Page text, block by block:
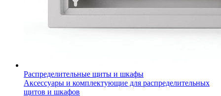
Распределительные щиты и шкафы
Аксессуары и комплектующие для распределительных
щитов и шкафов